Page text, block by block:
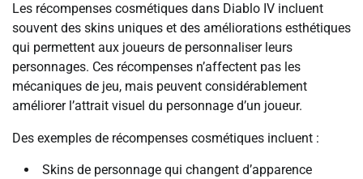
Les récompenses cosmétiques dans Diablo IV incluent
souvent des skins uniques et des améliorations esthétiques
qui permettent aux joueurs de personnaliser leurs
personnages. Ces récompenses n’affectent pas les
mécaniques de jeu, mais peuvent considérablement
améliorer l’attrait visuel du personnage d’un joueur.
Des exemples de récompenses cosmétiques incluent :
Skins de personnage qui changent d’apparence